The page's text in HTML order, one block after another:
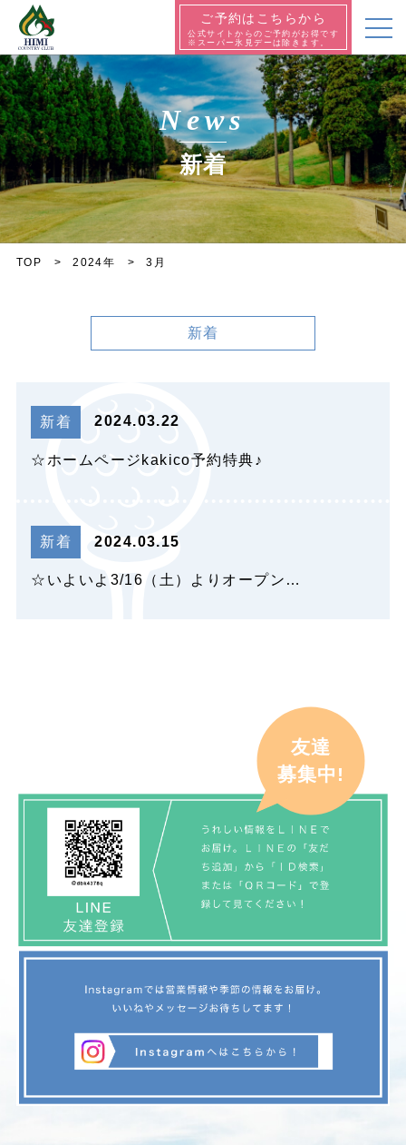
ご予約はこちらから
公式サイトからのご予約がお得です
※スーパー氷見デーは除きます。
News
新着
TOP 2024年 3月
新着
新着 2024.03.22
☆ホームページkakico予約特典♪
新着 2024.03.15
☆いよいよ3/16（土）よりオープン…
友達
募集中!